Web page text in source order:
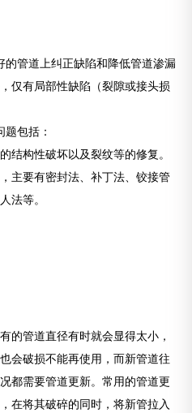
管道上纠正缺陷和降低管道渗漏
仅有局部性缺陷（裂隙或接头损
包括：
构性破坏以及裂纹等的修复。
主要有密封法、补丁法、铰接管
法等。
管道直径有时就会显得太小，
会破损不能再使用，而新管道往
都需要管道更新。常用的管道更
在将其破碎的同时，将新管拉入